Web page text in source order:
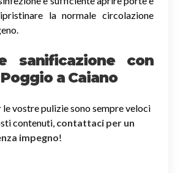
la normale circolazione
sanificazione con
a Caiano
vostre pulizie sono sempre veloci
contenuti, contattaci per un
impegno!